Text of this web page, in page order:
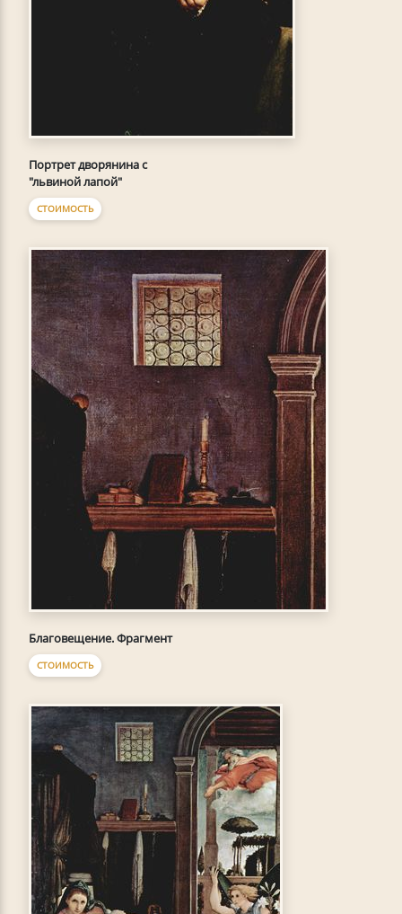
Портрет дворянина с
"львиной лапой"
СТОИМОСТЬ
Благовещение. Фрагмент
СТОИМОСТЬ